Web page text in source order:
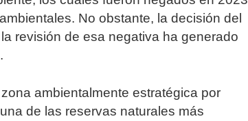
No obstante, la decisión del
revisión de esa negativa ha generado
ambientalmente estratégica por
de las reservas naturales más